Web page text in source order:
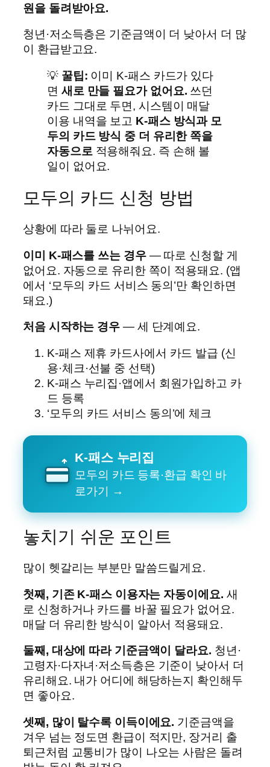
원을 돌려받아요.
청년·저소득층은 기준금액이 더 낮아서 더 많
이 환급받고요.
💡 꿀팁: 이미 K-패스 카드가 있다
면 새로 만들 필요가 없어요. 쓰던
카드 그대로 두면, 시스템이 매달
이용 내역을 보고 K-패스 방식과 모
두의 카드 방식 중 더 유리한 쪽을
자동으로적용해줘요. 즉 손해 볼
일이 없어요.
모두의 카드 신청 방법
상황에 따라 둘로 나뉘어요.
이미 K-패스를 쓰는 경우— 따로 신청할 게
없어요. 자동으로 유리한 쪽이 적용돼요. (앱
에서 ‘모두의 카드 서비스 동의’만 확인하면
돼요.)
처음 시작하는 경우 — 세 단계예요.
K-패스 제휴 카드사에서 카드 발급 (신
용·체크·선불 중 선택)
K-패스 누리집·앱에서 회원가입하고 카
드 등록
‘모두의 카드 서비스 동의’에 체크
K-패스 누리집
모두의 카드 등록·환급 확인 바
로가기 →
놓치기 쉬운 포인트
많이 헷갈리는 부분만 말씀드릴게요.
첫째, 기존 K-패스 이용자는 자동이에요. 새
로 신청하거나 카드를 바꿀 필요가 없어요.
매달 더 유리한 방식이 알아서 적용돼요.
둘째, 대상에 따라 기준금액이 달라요. 청년·
고령자·다자녀·저소득층은 기준이 낮아서 더
유리해요. 내가 어디에 해당하는지 확인해두
면 좋아요.
셋째, 많이 탈수록 이득이에요. 기준금액을
겨우 넘는 정도면 환급이 적지만, 장거리 출
퇴근처럼 교통비가 많이 나오는 사람은 돌려